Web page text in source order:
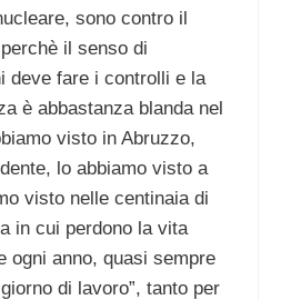
sono contro il
il senso di
deve fare i controlli e la
è abbastanza blanda nel
visto in Abruzzo,
lo abbiamo visto a
visto nelle centinaia di
in cui perdono la vita
ogni anno, quasi sempre
di lavoro”, tanto per